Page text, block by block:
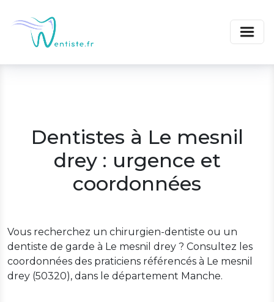
Dentistes à Le mesnil
drey : urgence et
coordonnées
Vous recherchez un chirurgien-dentiste ou un
dentiste de garde à Le mesnil drey ? Consultez les
coordonnées des praticiens référencés à Le mesnil
drey (50320), dans le département Manche.